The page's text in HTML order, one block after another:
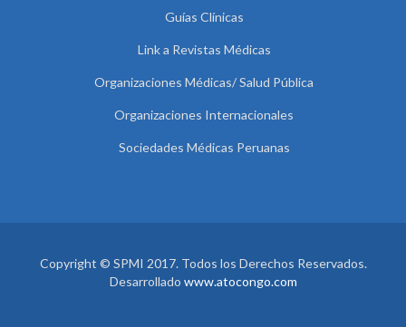
Guías Clínicas
Link a Revistas Médicas
Organizaciones Médicas/ Salud Pública
Organizaciones Internacionales
Sociedades Médicas Peruanas
Copyright © SPMI 2017. Todos los Derechos Reservados.
Desarrollado www.atocongo.com